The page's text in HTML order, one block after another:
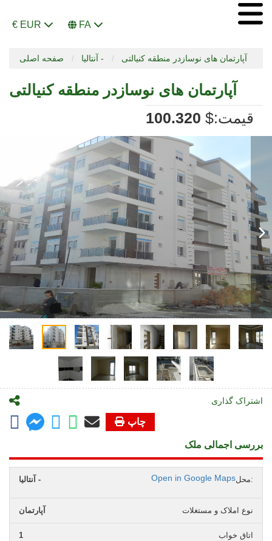
€ EUR FA
صفحه اصلی آنتالیا - آپارتمان های نوسازدر منطقه کنیالتی
آپارتمان های نوسازدر منطقه کنیالتی
:قیمت
100.320 $
اشتراک گذاری
چاپ
بررسی اجمالی ملک
محل: آنتالیا - Open in Google Maps
نوع املاک و مستغلات آپارتمان
اتاق خواب 1